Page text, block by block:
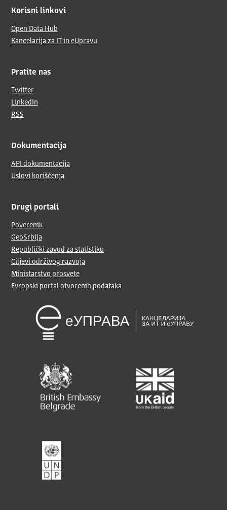
Korisni linkovi
Open Data Hub
Kancelarija za IT in eUpravu
Pratite nas
Twitter
LinkedIn
RSS
Dokumentacija
API dokumentacija
Uslovi korišćenja
Drugi portali
Poverenik
GeoSrbija
Republički zavod za statistiku
Ciljevi održivog razvoja
Ministarstvo prosvete
Evropski portal otvorenih podataka